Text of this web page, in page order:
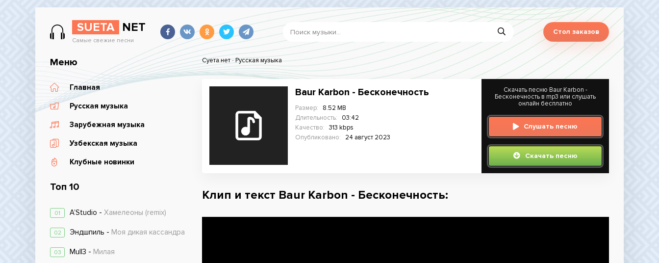
SUETA NET
Самые свежие песни
Стол заказов
Меню
Главная
Русская музыка
Зарубежная музыка
Узбекская музыка
Клубные новинки
Топ 10
01 A’Studio - Хамелеоны (remix)
02 Эндшпиль - Моя дикая кассандра
03 Mull3 - Милая
Суета.нет-Русская музыка
Baur Karbon - Бесконечность
Размер:
8.52 MB
Длительность:
03:42
Качество:
313 kbps
Опубликовано:
24 август 2023
Скачать песню Baur Karbon -
Бесконечность в mp3 или слушать
онлайн бесплатно
Слушать песню
Скачать песню
Клип и текст Baur Karbon - Бесконечность: